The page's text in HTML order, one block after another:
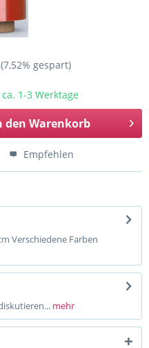
(7,52% gespart)
1-3 Werktage
den Warenkorb
Empfehlen
Verschiedene Farben
mehr